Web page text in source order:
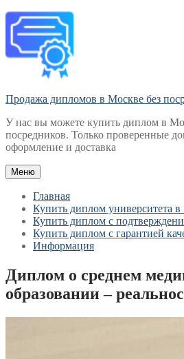
Продажа дипломов в Москве без
У нас вы можете купить диплом в
посредников. Только проверенные
оформление и доставка
Меню
Главная
Купить диплом университета
Купить диплом с
Купить диплом с гарантией
Информация
Диплом о среднем
образовании –